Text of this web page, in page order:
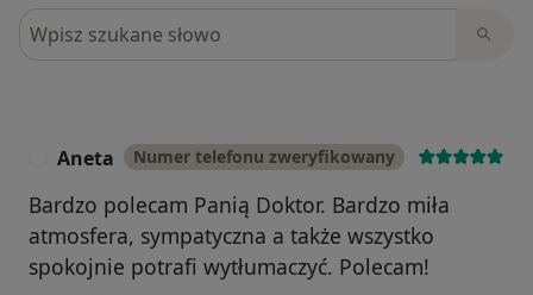
Szukaj w opiniach
Aneta Numer telefonu zweryfikowany
Bardzo polecam Panią Doktor. Bardzo miła
atmosfera, sympatyczna a także wszystko
spokojnie potrafi wytłumaczyć. Polecam!